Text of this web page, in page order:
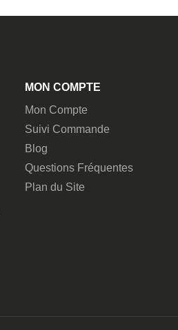
MON COMPTE
Mon Compte
Suivi Commande
Blog
Questions Fréquentes
Plan du Site